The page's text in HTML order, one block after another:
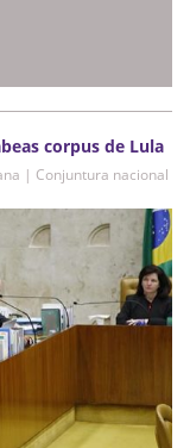
corpus de Lula
| Conjuntura nacional